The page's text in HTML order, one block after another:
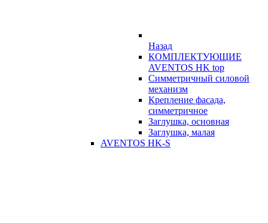
Назад
КОМПЛЕКТУЮЩИЕ
AVENTOS HK top
Симметричный силовой
механизм
Крепление фасада,
симметричное
Заглушка, основная
Заглушка, малая
AVENTOS HK-S